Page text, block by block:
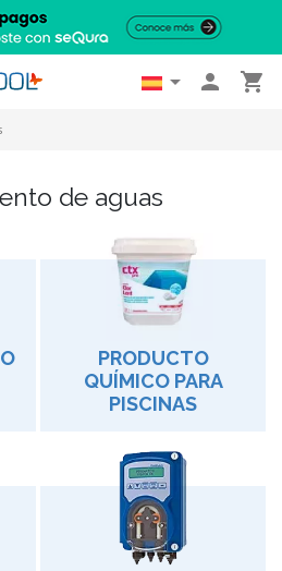
  
de aguas
PRODUCTO
QUÍMICO PARA
PISCINAS